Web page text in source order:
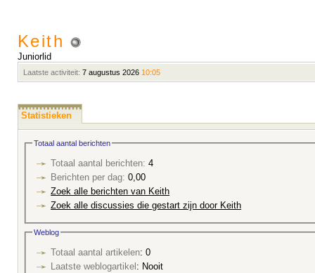
Keith
Juniorlid
Laatste activiteit: 7 augustus 2026 10:05
Statistieken
Totaal aantal berichten
Totaal aantal berichten: 4
Berichten per dag: 0,00
Zoek alle berichten van Keith
Zoek alle discussies die gestart zijn door Keith
Weblog
Totaal aantal artikelen: 0
Laatste weblogartikel
: Nooit